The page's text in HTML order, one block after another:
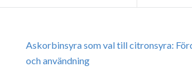
Askorbinsyra som val till citronsyra:
och användning